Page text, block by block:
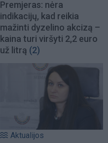
Premjeras: nėra
indikacijų, kad reikia
mažinti dyzelino akcizą –
kaina turi viršyti 2,2 euro
už litrą (2)
Aktualijos